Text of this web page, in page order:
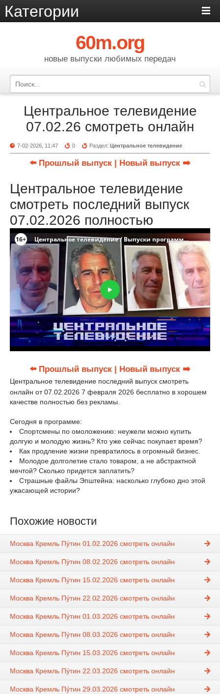
Категории
60m.org
новые выпуски любимых передач
Центральное телевидение
07.02.26 смотреть онлайн
7-02-2026, 11:47 0 Раздел:Центральное телевидение
⬅️ Прошлый выпуск | Новый выпуск ➡️
Центральное телевидение
смотреть последний выпуск
07.02.2026 полностью
⬅️ Прошлый выпуск | Новый выпуск ➡️
Центральное телевидение последний выпуск смотреть
онлайн от 07.02.2026 7 февраля 2026 бесплатно в хорошем
качестве полностью без рекламы.
Сегодня в программе:
Спортсмены по омоложению: неужели можно купить
долгую и молодую жизнь? Кто уже сейчас покупает время?
Как продление жизни превратилось в огромный бизнес.
Молодое долголетие стало товаром, а не абстрактной
мечтой? Сколько придется заплатить?
Страшные файлы Эпштейна: насколько глубоко дно этой
ужасающей истории?
Похожие новости
Москва Кремль Пýтин 01.02.2026 смотреть онлайн
Москва Кремль Пýтин 08.02.2026 смотреть онлайн
Москва Кремль Пýтин 15.02.2026 смотреть онлайн
Москва Кремль Пýтин 22.02.2026 смотреть онлайн
Москва Кремль Пýтин 01.03.2026 смотреть онлайн
Москва Кремль Пýтин 08.03.2026 смотреть онлайн
Москва Кремль Пýтин 15.03.2026 смотреть онлайн
Москва Кремль Пýтин 22.03.2026 смотреть онлайн
Москва Кремль Пýтин 29.03.2026 смотреть онлайн